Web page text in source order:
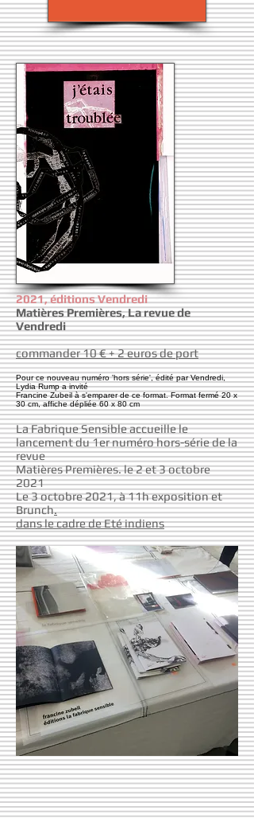
2021, éditions Vendredi
Matières Premières,La revue de
Vendredi
commander 10 € + 2 euros de port
Pour ce nouveau numéro 'hors série', édité par Vendredi,
Lydia Rump a invité
Francine Zubeil à s'emparer de ce format. Format fermé 20 x
30 cm, affiche dépliée 60 x 80 cm
La Fabrique Sensible accueille le
lancement du 1er numéro hors-série de la
revue
Matières Premières. le 2 et 3 octobre
2021
Le 3 octobre 2021, à 11h exposition et
Brunch.
dans le cadre de Eté indiens